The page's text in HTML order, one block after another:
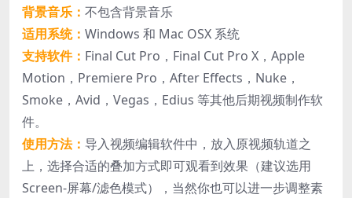
背景音乐： 不包含背景音乐
适用系统： Windows 和 Mac OSX 系统
支持软件： Final Cut Pro，Final Cut Pro X，Apple
Motion，Premiere Pro，After Effects，Nuke，
Smoke，Avid，Vegas，Edius 等其他后期视频制作软
件。
使用方法： 导入视频编辑软件中，放入原视频轨道之
上，选择合适的叠加方式即可观看到效果（建议选用
Screen-屏幕/滤色模式），当然你也可以进一步调整素